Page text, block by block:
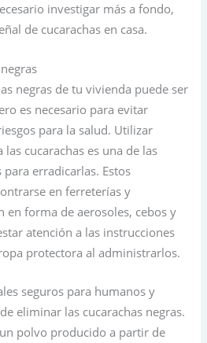
investigar más a fondo,
de cucarachas en casa.
negras de tu vivienda puede ser
es necesario para evitar
para la salud. Utilizar
cucarachas es una de las
para erradicarlas. Estos
en ferreterías y
en forma de aerosoles, cebos y
atención a las instrucciones
protectora al administrarlos.
seguros para humanos y
eliminar las cucarachas negras.
polvo producido a partir de